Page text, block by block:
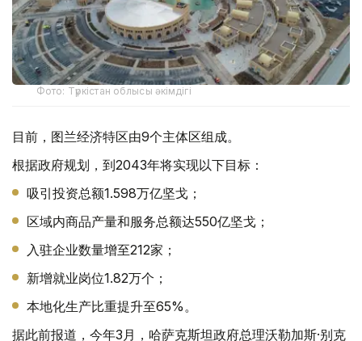
Фото: Түркістан облысы әкімдігі
目前，图兰经济特区由9个主体区组成。
根据政府规划，到2043年将实现以下目标：
吸引投资总额1.598万亿坚戈；
区域内商品产量和服务总额达550亿坚戈；
入驻企业数量增至212家；
新增就业岗位1.82万个；
本地化生产比重提升至65%。
据此前报道，今年3月，哈萨克斯坦政府总理沃勒加斯·别克